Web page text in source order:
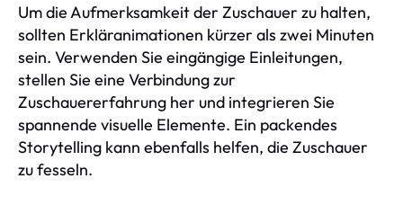
Um die Aufmerksamkeit der Zuschauer zu halten,
sollten Erkläranimationen kürzer als zwei Minuten
sein. Verwenden Sie eingängige Einleitungen,
stellen Sie eine Verbindung zur
Zuschauererfahrung her und integrieren Sie
spannende visuelle Elemente. Ein packendes
Storytelling kann ebenfalls helfen, die Zuschauer
zu fesseln.